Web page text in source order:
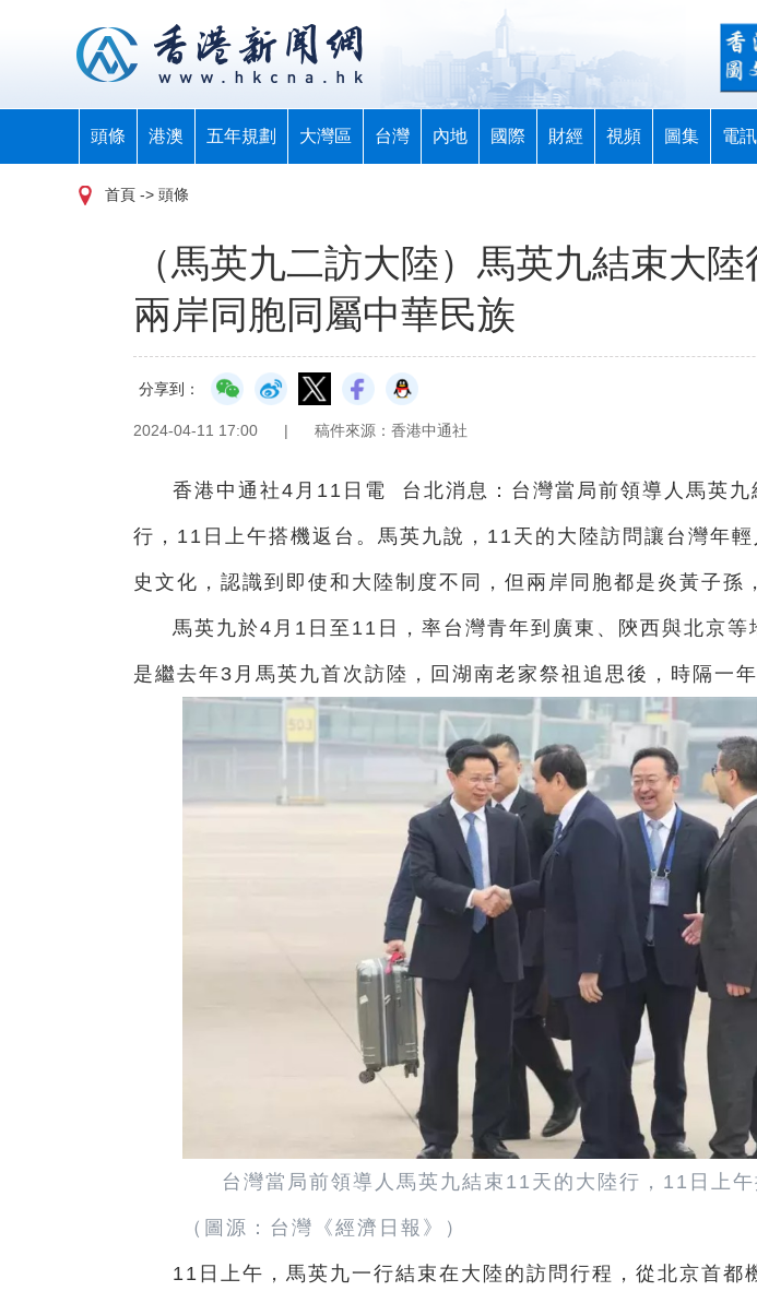
頭條 港澳 五年規劃 大灣區 台灣 內地 國際 財經 視頻 圖集 電訊
首頁 -> 頭條
（馬英九二訪大陸）馬英九結束大陸
兩岸同胞同屬中華民族
分享到：
2024-04-11 17:00 | 稿件來源：香港中通社
香港中通社4月11日電 台北消息：台灣當局前領導人馬英九
行，11日上午搭機返台。馬英九說，11天的大陸訪問讓台灣年
史文化，認識到即使和大陸制度不同，但兩岸同胞都是炎黃子孫
馬英九於4月1日至11日，率台灣青年到廣東、陝西與北京等
是繼去年3月馬英九首次訪陸，回湖南老家祭祖追思後，時隔一年
台灣當局前領導人馬英九結束11天的大陸行，11日上午
（圖源：台灣《經濟日報》）
11日上午，馬英九一行結束在大陸的訪問行程，從北京首都